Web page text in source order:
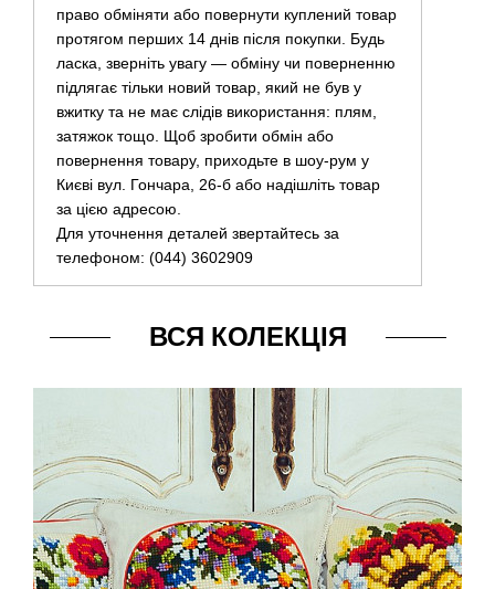
право обміняти або повернути куплений товар
протягом перших 14 днів після покупки. Будь
ласка, зверніть увагу — обміну чи поверненню
підлягає тільки новий товар, який не був у
вжитку та не має слідів використання: плям,
затяжок тощо. Щоб зробити обмін або
повернення товару, приходьте в шоу-рум у
Києві вул. Гончара, 26-б або надішліть товар
за цією адресою.
Для уточнення деталей звертайтесь за
телефоном: (044) 3602909
ВСЯ КОЛЕКЦІЯ